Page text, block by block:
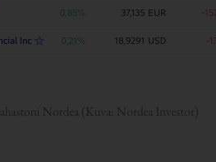
Nordea (Kuva: Nordea Investor)